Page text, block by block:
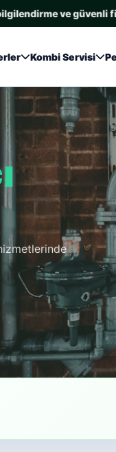
ve güvenli fiyat
Kombi Servisi
kaçak tespiti